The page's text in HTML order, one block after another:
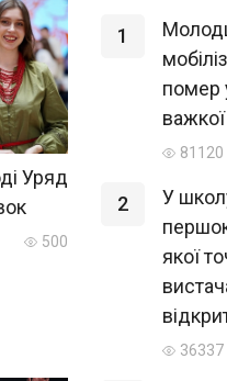
Уряд
500
1
помер
81120
2
У
якої
36337